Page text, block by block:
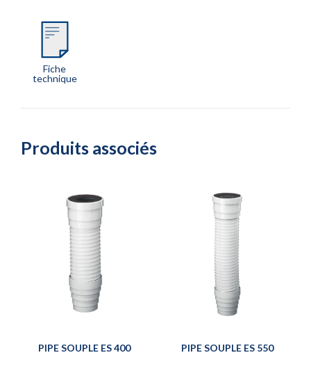
Fiche
technique
Produits associés
PIPE SOUPLE ES 400 PIPE SOUPLE ES 550